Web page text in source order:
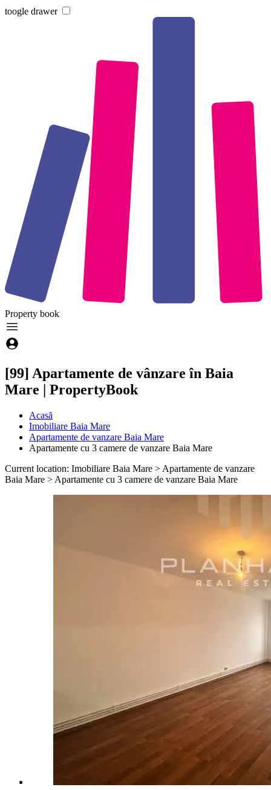
toogle drawer
Property book
[99] Apartamente de vânzare în Baia
Mare | PropertyBook
Acasă
Imobiliare Baia Mare
Apartamente de vanzare Baia Mare
Apartamente cu 3 camere de vanzare Baia Mare
Current location: Imobiliare Baia Mare > Apartamente de vanzare
Baia Mare > Apartamente cu 3 camere de vanzare Baia Mare